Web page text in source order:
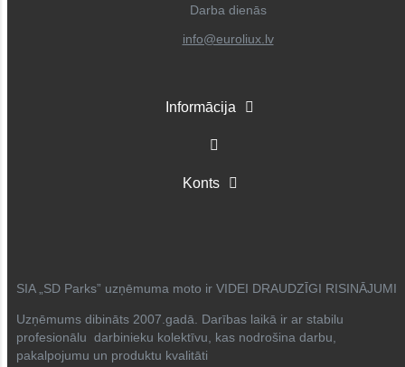
Darba dienās
info@euroliux.lv
Informācija
Konts
SIA „SD Parks” uzņēmuma moto ir VIDEI DRAUDZĪGI RISINĀJUMI
Uzņēmums dibināts 2007.gadā. Darības laikā ir ar stabilu
profesionālu darbinieku kolektīvu, kas nodrošina darbu,
pakalpojumu un produktu kvalitāti